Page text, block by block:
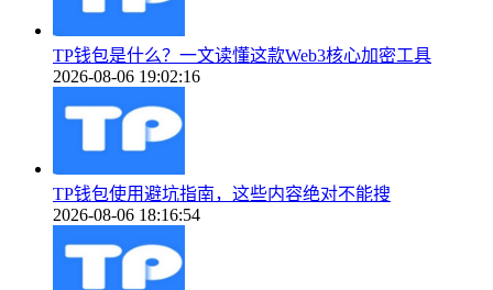
TP钱包是什么？一文读懂这款Web3核心加密工具
2026-08-06 19:02:16
TP钱包使用避坑指南，这些内容绝对不能搜
2026-08-06 18:16:54